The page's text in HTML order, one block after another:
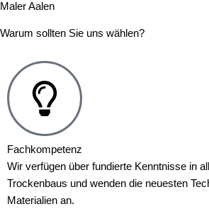
Maler Aalen
Warum sollten Sie uns wählen?
Fachkompetenz
Wir verfügen über fundierte Kenntnisse in
Trockenbaus und wenden die neuesten
Materialien an.